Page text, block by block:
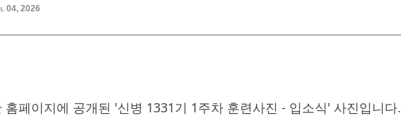
04, 2026
홈페이지에 공개된 '신병 1331기 1주차 훈련사진 - 입소식' 사진입니다.